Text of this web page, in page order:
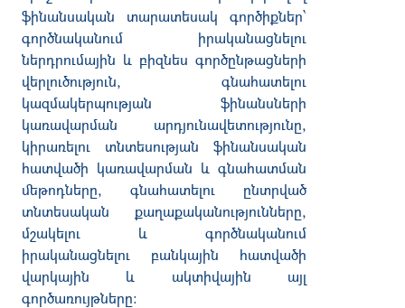
ֆինանսական տարատեսակ գործիքներ՝
գործնականում իրականացնելու
ներդրումային և բիզնես գործընթացների
վերլուծություն, գնահատելու
կազմակերպության ֆինանսների
կառավարման արդյունավետությունը,
կիրառելու տնտեսության ֆինանսական
հատվածի կառավարման և գնահատման
մեթոդները, գնահատելու ընտրված
տնտեսական քաղաքականությունները,
մշակելու և գործնականում
իրականացնելու բանկային հատվածի
վարկային և ակտիվային այլ
գործառույթները: